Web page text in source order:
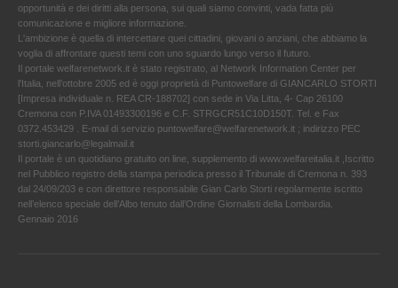
opportunità e dei diritti alla persona, sui quali siamo convinti, vada fatta più
comunicazione e migliore informazione.
L'ambizione è quella di intercettare quei cittadini, giovani o anziani, che abbiamo la
voglia di affrontare questi temi con uno sguardo lungo verso il futuro.
Il portale welfarenetwork.it è stato registrato, al Network Information Center per
l'Italia, nell’ottobre 2005 ed è oggi proprietà di Puntowelfare di GIANCARLO STORTI
[Impresa individuale n. REA CR-188702] con sede in Via Litta, 4- Cap 26100
Cremona con P.IVA 01493300196 e C.F. STRGCR51C10D150T. Tel. e Fax
0372.453429 . E-mail di servizio puntowelfare@welfarenetwork.it ; indirizzo PEC
storti.giancarlo@legalmail.it
Il portale è un quotidiano gratuito on line, supplemento di www.welfareitalia.it ,Iscritto
nel Pubblico registro della stampa periodica presso il Tribunale di Cremona n. 393
dal 24/09/203 e con direttore responsabile Gian Carlo Storti regolarmente iscritto
nell’elenco speciale dell’Albo tenuto dall’Ordine Giornalisti della Lombardia.
Gennaio 2016